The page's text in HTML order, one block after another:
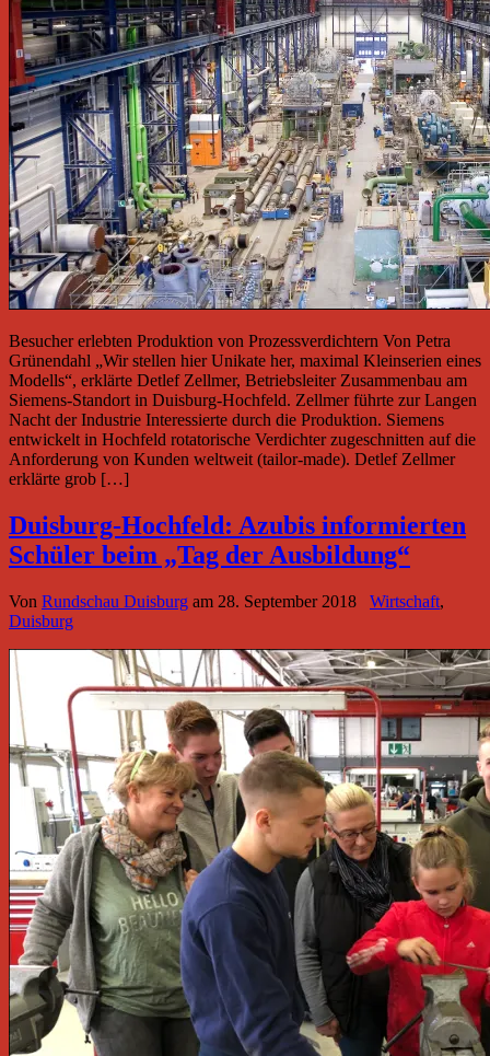
Besucher erlebten Produktion von Prozessverdichtern Von Petra
Grünendahl „Wir stellen hier Unikate her, maximal Kleinserien eines
Modells“, erklärte Detlef Zellmer, Betriebsleiter Zusammenbau am
Siemens-Standort in Duisburg-Hochfeld. Zellmer führte zur Langen
Nacht der Industrie Interessierte durch die Produktion. Siemens
entwickelt in Hochfeld rotatorische Verdichter zugeschnitten auf die
Anforderung von Kunden weltweit (tailor-made). Detlef Zellmer
erklärte grob […]
Duisburg-Hochfeld: Azubis informierten
Schüler beim „Tag der Ausbildung“
Von Rundschau Duisburg am 28. September 2018 Wirtschaft,
Duisburg